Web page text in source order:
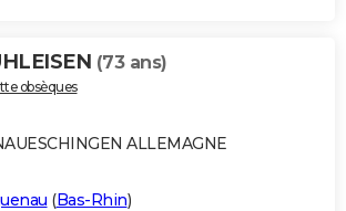
(73 ans)
obsèques
ALLEMAGNE
(Bas-Rhin)